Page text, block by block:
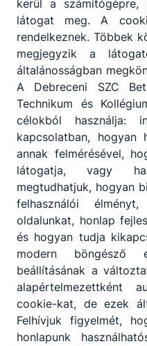
Méltó lezárása egy
időszaknak –
2026. június 30-án
ünnepség keretében
technikusainktól a
Gábor Közgazdasági
Kollégiumban.
2026. júl. 1.
DSZC
kerül a
látogat meg. A
rendelkeznek. Többek
megjegyzik a
általánosságban
A Debreceni SZC
Technikum és
célokból használja:
kapcsolatban,
annak felmérésével,
látogatja, vagy
megtudhatjuk, hogyan
felhasználói
oldalunkat, honlap
és hogyan tudja
modern böngésző
beállításának a
alapértelmezettként
cookie-kat, de ezek
Felhívjuk figyelmét,
honlapunk